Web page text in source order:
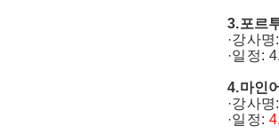
3.포르
·강사
·일정:
4.마인
·강사
·일정: